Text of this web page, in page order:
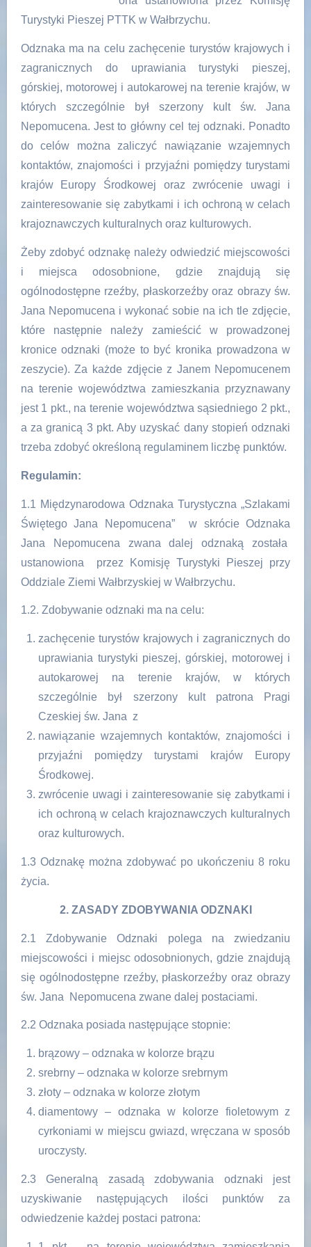
Turystyki Pieszej PTTK w Wałbrzychu.
Odznaka ma na celu zachęcenie turystów krajowych i
zagranicznych do uprawiania turystyki pieszej,
górskiej, motorowej i autokarowej na terenie krajów, w
których szczególnie był szerzony kult św. Jana
Nepomucena. Jest to główny cel tej odznaki. Ponadto
do celów można zaliczyć nawiązanie wzajemnych
kontaktów, znajomości i przyjaźni pomiędzy turystami
krajów Europy Środkowej oraz zwrócenie uwagi i
zainteresowanie się zabytkami i ich ochroną w celach
krajoznawczych kulturalnych oraz kulturowych.
Żeby zdobyć odznakę należy odwiedzić miejscowości
i miejsca odosobnione, gdzie znajdują się
ogólnodostępne rzeźby, płaskorzeźby oraz obrazy św.
Jana Nepomucena i wykonać sobie na ich tle zdjęcie,
które następnie należy zamieścić w prowadzonej
kronice odznaki (może to być kronika prowadzona w
zeszycie). Za każde zdjęcie z Janem Nepomucenem
na terenie województwa zamieszkania przyznawany
jest 1 pkt., na terenie województwa sąsiedniego 2 pkt.,
a za granicą 3 pkt. Aby uzyskać dany stopień odznaki
trzeba zdobyć określoną regulaminem liczbę punktów.
Regulamin:
1.1 Międzynarodowa Odznaka Turystyczna „Szlakami
Świętego Jana Nepomucena” w skrócie Odznaka
Jana Nepomucena zwana dalej odznaką została
ustanowiona przez Komisję Turystyki Pieszej przy
Oddziale Ziemi Wałbrzyskiej w Wałbrzychu.
1.2. Zdobywanie odznaki ma na celu:
zachęcenie turystów krajowych i zagranicznych do
uprawiania turystyki pieszej, górskiej, motorowej i
autokarowej na terenie krajów, w których
szczególnie był szerzony kult patrona Pragi
Czeskiej św. Jana z
nawiązanie wzajemnych kontaktów, znajomości i
przyjaźni pomiędzy turystami krajów Europy
Środkowej.
zwrócenie uwagi i zainteresowanie się zabytkami i
ich ochroną w celach krajoznawczych kulturalnych
oraz kulturowych.
1.3 Odznakę można zdobywać po ukończeniu 8 roku
życia.
2. ZASADY ZDOBYWANIA ODZNAKI
2.1 Zdobywanie Odznaki polega na zwiedzaniu
miejscowości i miejsc odosobnionych, gdzie znajdują
się ogólnodostępne rzeźby, płaskorzeźby oraz obrazy
św. Jana Nepomucena zwane dalej postaciami.
2.2 Odznaka posiada następujące stopnie:
brązowy – odznaka w kolorze brązu
srebrny – odznaka w kolorze srebrnym
złoty – odznaka w kolorze złotym
diamentowy – odznaka w kolorze fioletowym z
cyrkoniami w miejscu gwiazd, wręczana w sposób
uroczysty.
2.3 Generalną zasadą zdobywania odznaki jest
uzyskiwanie następujących ilości punktów za
odwiedzenie każdej postaci patrona: